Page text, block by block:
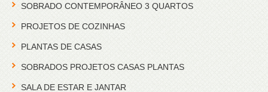
SOBRADO CONTEMPORÂNEO 3 QUARTOS
PROJETOS DE COZINHAS
PLANTAS DE CASAS
SOBRADOS PROJETOS CASAS PLANTAS
SALA DE ESTAR E JANTAR